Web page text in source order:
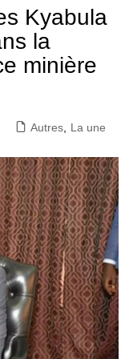
Kyabula
la
minière
Autres La une